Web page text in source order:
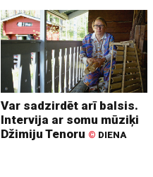
Var sadzirdēt arī balsis.
Intervija ar somu mūziķi
Džimiju Tenoru © DIENA